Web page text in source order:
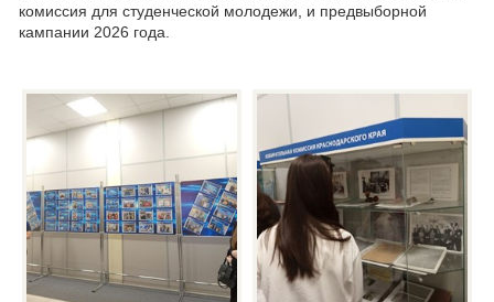
комиссия для студенческой молодежи, и предвыборной
кампании 2026 года.